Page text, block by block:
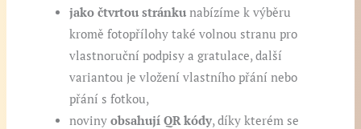
jako čtvrtou stránku nabízíme k výběru
kromě fotopřílohy také volnou stranu pro
vlastnoruční podpisy a gratulace, další
variantou je vložení vlastního přání nebo
přání s fotkou,
novinyobsahují QR kódy, díky kterém se